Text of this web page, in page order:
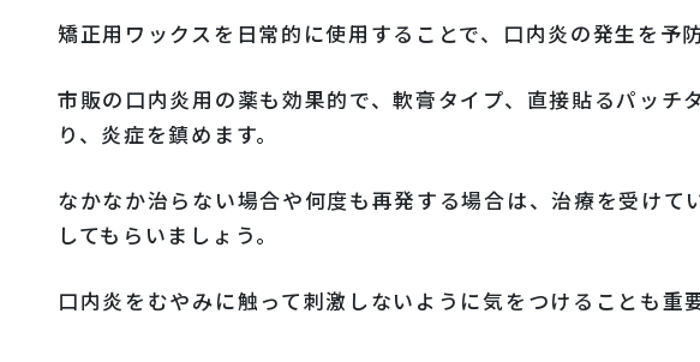
矯正用ワックスを日常的に使用することで、口内炎の発生を予防
市販の口内炎用の薬も効果的で、軟膏タイプ、直接貼るパッチ
り、炎症を鎮めます。
なかなか治らない場合や何度も再発する場合は、治療を受けて
してもらいましょう。
口内炎をむやみに触って刺激しないように気をつけることも重要